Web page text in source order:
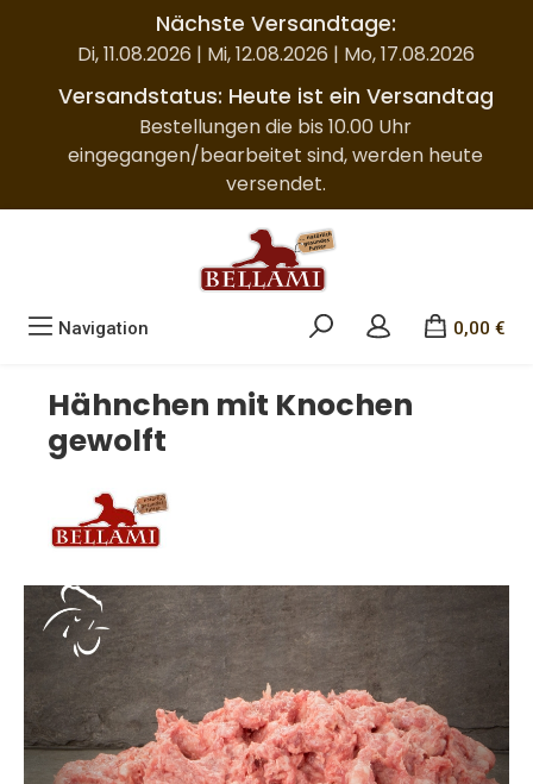
Zum Hauptinhalt springenNächste Versandtage:
Di, 11.08.2026 | Mi, 12.08.2026 | Mo, 17.08.2026
Versandstatus: Heute ist ein Versandtag
Bestellungen die bis 10.00 Uhr
eingegangen/bearbeitet sind, werden heute
versendet.
Navigation 0,00 €
Hähnchen mit Knochen
gewolft
Bildergalerie überspringen